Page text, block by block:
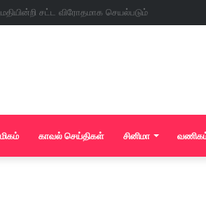
காவல் செய்திகள் சினிமா